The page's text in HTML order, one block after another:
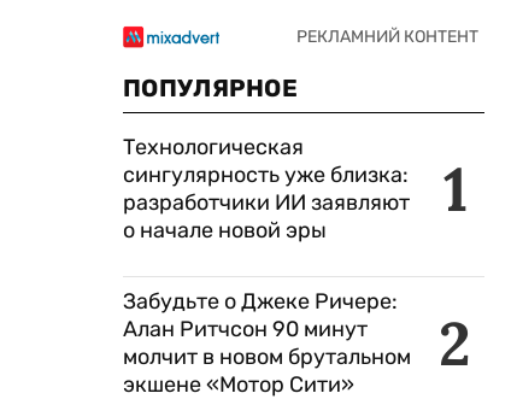
ПОПУЛЯРНОЕ
1
Технологическая
сингулярность уже близка:
разработчики ИИ заявляют
о начале новой эры
2
Забудьте о Джеке Ричере:
Алан Ритчсон 90 минут
молчит в новом брутальном
экшене «Мотор Сити»